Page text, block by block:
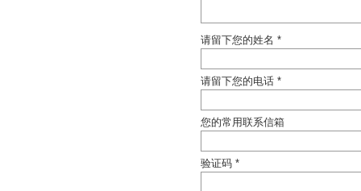
请留下您的姓名 *
请留下您的电话 *
您的常用联系信箱
验证码 *